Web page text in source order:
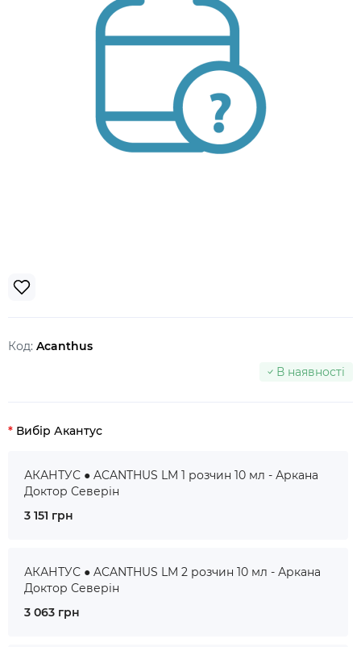
Код: Acanthus
В наявності
Вибір Акантус
АКАНТУС ● ACANTHUS LM 1 розчин 10 мл - Аркана
Доктор Северін
3 151 грн
АКАНТУС ● ACANTHUS LM 2 розчин 10 мл - Аркана
Доктор Северін
3 063 грн